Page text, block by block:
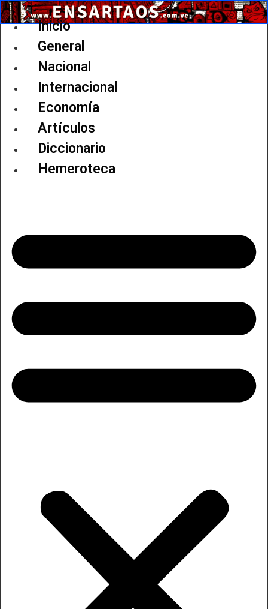
Ir
al
Inicio
General
Nacional
Internacional
Economía
Artículos
Diccionario
Hemeroteca